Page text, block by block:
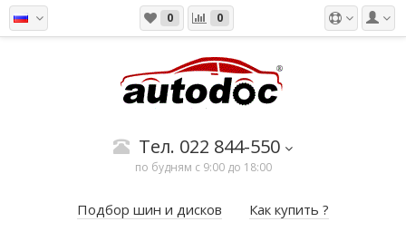
0 0
Тел. 022 844-550
по будням с 9:00 до 18:00
Подбор шин и дисков Как купить ?